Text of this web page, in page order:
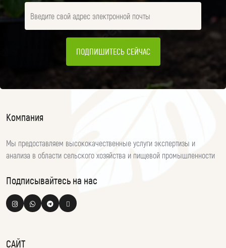
ПОДПИШИТЕСЬ СЕЙЧАС
Компания
Мы предоставляем высококачественные услуги экспертизы и
анализа в области сельского хозяйства и пищевой промышленности
Подписывайтесь на нас
САЙТ